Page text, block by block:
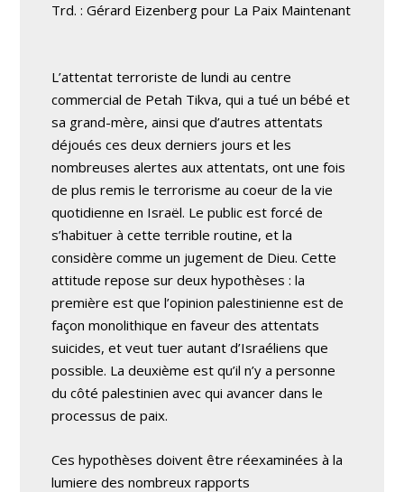
Trd. : Gérard Eizenberg pour La Paix Maintenant
L’attentat terroriste de lundi au centre
commercial de Petah Tikva, qui a tué un bébé et
sa grand-mère, ainsi que d’autres attentats
déjoués ces deux derniers jours et les
nombreuses alertes aux attentats, ont une fois
de plus remis le terrorisme au coeur de la vie
quotidienne en Israël. Le public est forcé de
s’habituer à cette terrible routine, et la
considère comme un jugement de Dieu. Cette
attitude repose sur deux hypothèses : la
première est que l’opinion palestinienne est de
façon monolithique en faveur des attentats
suicides, et veut tuer autant d’Israéliens que
possible. La deuxième est qu’il n’y a personne
du côté palestinien avec qui avancer dans le
processus de paix.
Ces hypothèses doivent être réexaminées à la
lumiere des nombreux rapports